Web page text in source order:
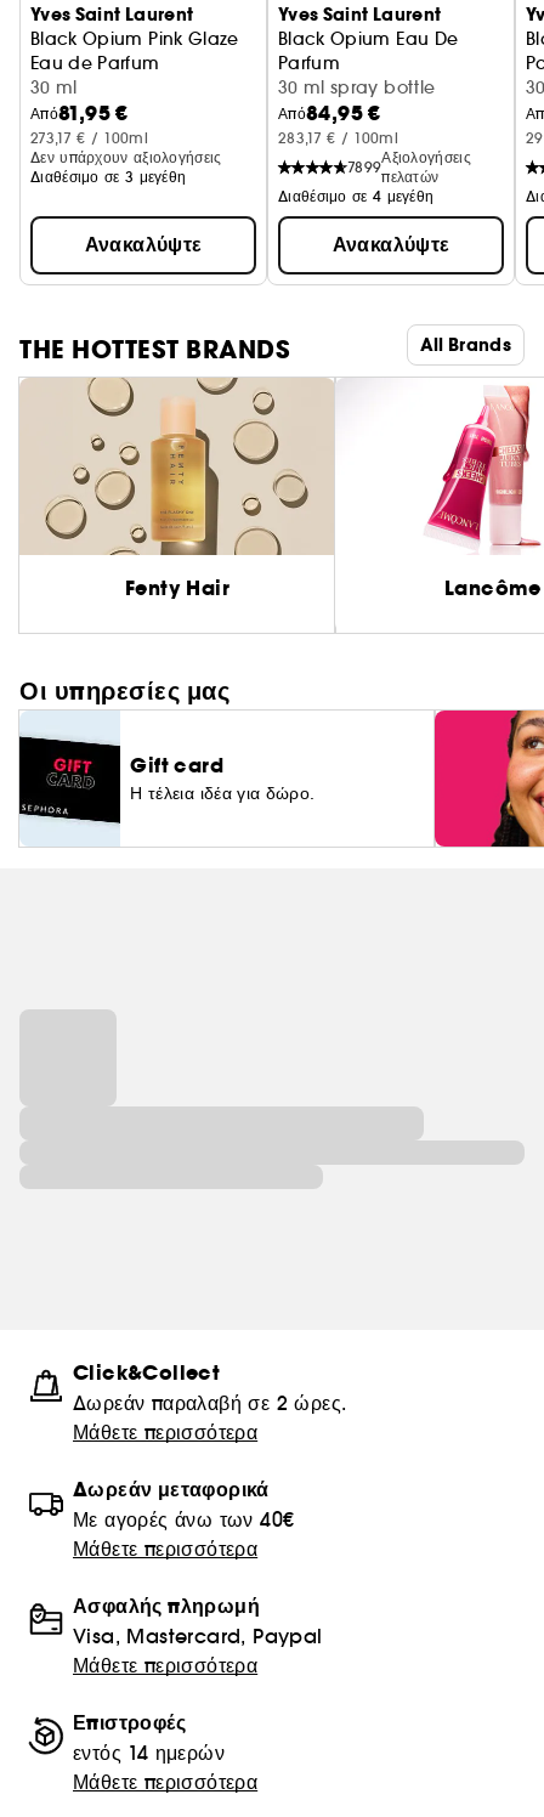
Yves Saint Laurent
Black Opium Pink Glaze
Eau de Parfum
30 ml
Από81,95 €
273,17 € / 100ml
Δεν υπάρχουν αξιολογήσεις
Διαθέσιμο σε 3 μεγέθη
Ανακαλύψτε
Yves Saint Laurent
Black Opium Eau De
Parfum
30 ml spray bottle
Από84,95 €
283,17 € / 100ml
7899
Αξιολογήσεις
πελατών
Διαθέσιμο σε 4 μεγέθη
Ανακαλύψτε
THE HOTTEST BRANDS All Brands
Fenty Hair Lancôme
Οι υπηρεσίες μας
Gift card
Η τέλεια ιδέα για δώρο.
Click&Collect
Δωρεάν παραλαβή σε 2 ώρες.
Μάθετε περισσότερα
Δωρεάν μεταφορικά
Με αγορές άνω των 40€
Μάθετε περισσότερα
Ασφαλής πληρωμή
Visa, Mastercard, Paypal
Μάθετε περισσότερα
Επιστροφές
εντός 14 ημερών
Μάθετε περισσότερα